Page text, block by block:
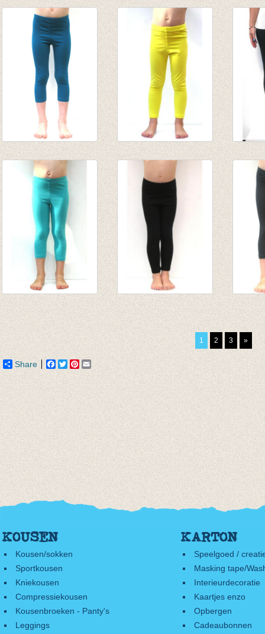
steengrijs met
vogeltjes
€ 32,00
€ 18,00
van € 4,75
tot € 9,50
€ 8,95
van €
tot €
van € 4,75
tot € 9,50
tot € 10,95
€
van €
tot €
1 2 3 »
Share Facebook
TwitterPinterest
KOUSEN
Kousen/sokken
Sportkousen
Kniekousen
Compressiekousen
Kousenbroeken - Panty's
Leggings
KARTON
Speelgoed /
Masking tape/
Interieurdecoratie
Kaartjes enzo
Opbergen
Cadeaubonnen